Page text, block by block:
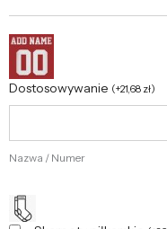
Dostosowywanie (+21,68 zł)
Nazwa / Numer